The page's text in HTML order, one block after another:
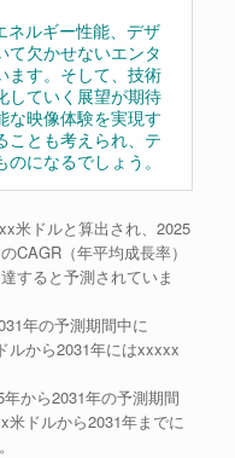
ネルギー性能、デザ
て欠かせないエンタ
ます。そして、技術
していく展望が期待
な映像体験を実現す
ことも考えられ、テ
になるでしょう。
米ドルと算出され、2025
CAGR（年平均成長率）
すると予測されていま
年の予測期間中に
ルから2031年にはxxxxx
から2031年の予測期間
ドルから2031年までに